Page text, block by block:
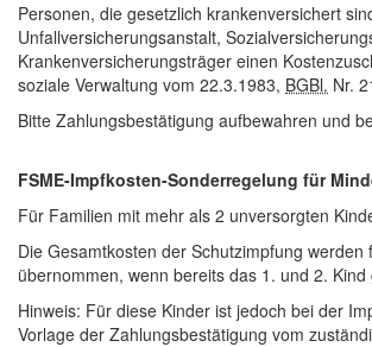
Personen, die gesetzlich krankenversichert
Unfallversicherungsanstalt,
Krankenversicherungsträger einen
soziale Verwaltung vom 22.3.1983, BGBl. Nr.
Bitte Zahlungsbestätigung aufbewahren und
FSME-Impfkosten-Sonderregelung für
Für Familien mit mehr als 2 unversorgten
Die Gesamtkosten der Schutzimpfung
übernommen, wenn bereits das 1. und 2.
Hinweis: Für diese Kinder ist jedoch bei der
Vorlage der Zahlungsbestätigung vom